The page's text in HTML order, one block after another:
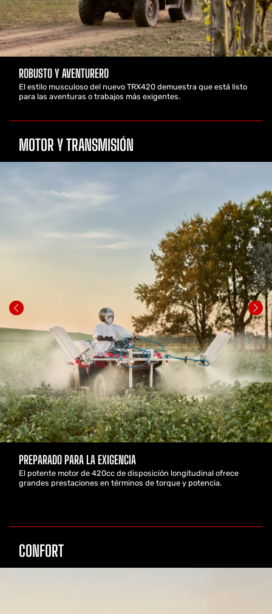
ROBUSTO Y AVENTURERO
El estilo musculoso del nuevo TRX420 demuestra que está listo
para las aventuras o trabajos más exigentes.
MOTOR Y TRANSMISIÓN
PREPARADO PARA LA EXIGENCIA
El potente motor de 420cc de disposición longitudinal ofrece
grandes prestaciones en términos de torque y potencia.
CONFORT